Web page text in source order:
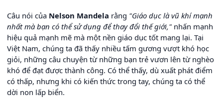
Câu nói của Nelson Mandela rằng "Giáo dục là vũ khí mạnh
nhất mà bạn có thể sử dụng để thay đổi thế giới," nhấn mạnh
hiệu quả mạnh mẽ mà một nền giáo dục tốt mang lại. Tại
Việt Nam, chúng ta đã thấy nhiều tấm gương vượt khó học
giỏi, những câu chuyện từ những bạn trẻ vươn lên từ nghèo
khó để đạt được thành công. Có thể thấy, dù xuất phát điểm
có thấp, nhưng khi có kiến thức trong tay, chúng ta có thể
dời non lấp biển.